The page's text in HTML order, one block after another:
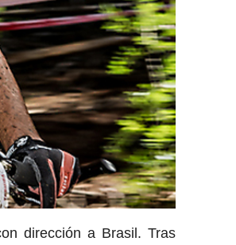
dirección a Brasil. Tras